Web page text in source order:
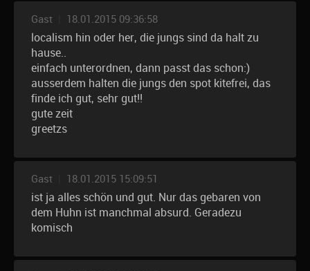
Gast 18.01.2015 09:36:58
localism hin oder her, die jungs sind da halt zu
hause..
einfach unterordnen, dann passt das schon:)
ausserdem halten die jungs den spot kitefrei, das
finde ich gut, sehr gut!!
gute zeit
greetzs
Gast 18.01.2015 15:09:51
ist ja alles schön und gut. Nur das gebaren von
dem Huhn ist manchmal absurd. Geradezu
komisch